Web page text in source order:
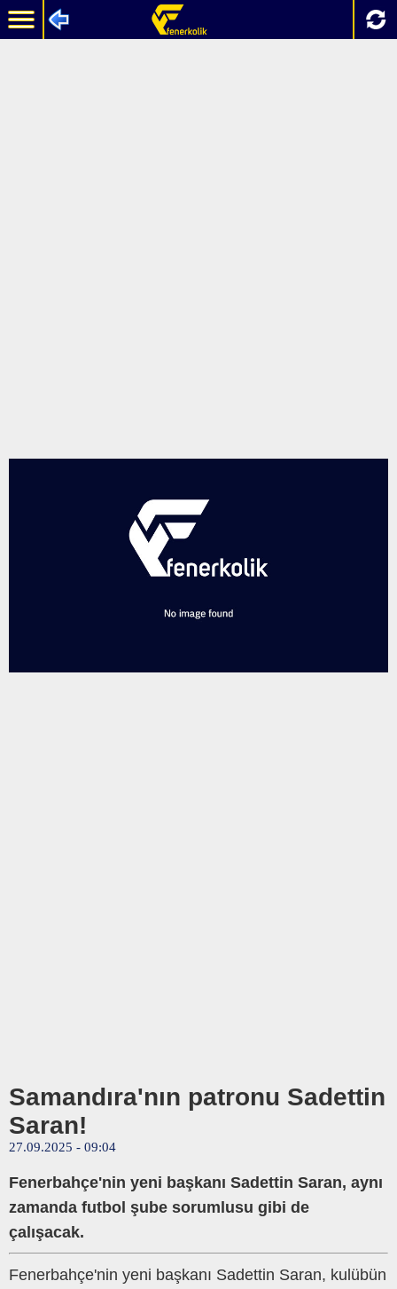
Samandıra'nın patronu Sadettin
Saran!
27.09.2025 - 09:04
Fenerbahçe'nin yeni başkanı Sadettin Saran, aynı
zamanda futbol şube sorumlusu gibi de
çalışacak.
Fenerbahçe'nin yeni başkanı Sadettin Saran, kulübün